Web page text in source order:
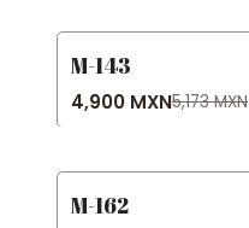
-5% OFF
M-143
4,900 MXN5,173 MXN
-31% OFF
M-162